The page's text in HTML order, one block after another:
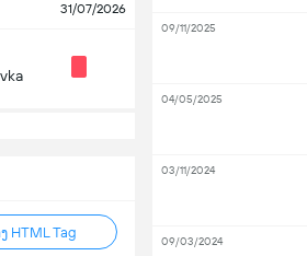
31/07/2026
HTML Tag
09/11/2025
04/05/2025
03/11/2024
09/03/2024